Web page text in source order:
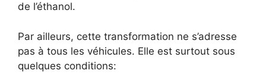
de l’éthanol.
Par ailleurs, cette transformation ne s’adresse
pas à tous les véhicules. Elle est surtout sous
quelques conditions: